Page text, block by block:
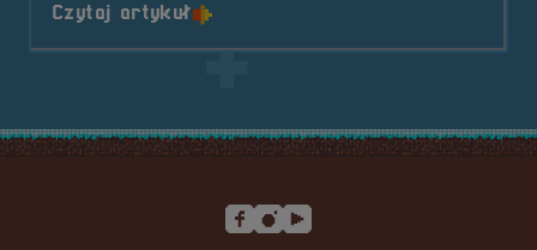
Czytaj artykuło tytule Sponsor &#8211; Firma